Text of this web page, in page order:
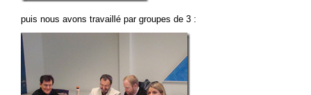
puis nous avons travaillé par groupes de 3 :